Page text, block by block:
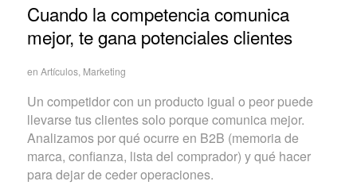
Cuando la competencia comunica
mejor, te gana potenciales clientes
en Artículos, Marketing
Un competidor con un producto igual o peor puede
llevarse tus clientes solo porque comunica mejor.
Analizamos por qué ocurre en B2B (memoria de
marca, confianza, lista del comprador) y qué hacer
para dejar de ceder operaciones.